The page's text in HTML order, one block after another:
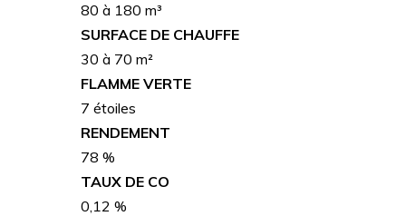
80 à 180 m³
SURFACE DE CHAUFFE
30 à 70 m²
FLAMME VERTE
7 étoiles
RENDEMENT
78 %
TAUX DE CO
0,12 %